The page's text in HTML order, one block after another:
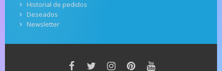
Historial de pedidos
Deseados
Newsletter